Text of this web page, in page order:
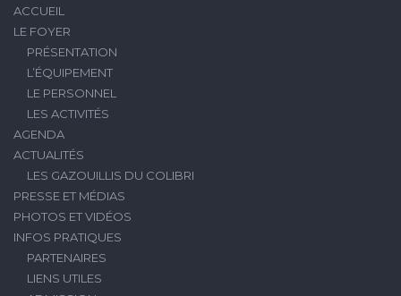
ACCUEIL
LE FOYER
PRÉSENTATION
L’ÉQUIPEMENT
LE PERSONNEL
LES ACTIVITÉS
AGENDA
ACTUALITÉS
LES GAZOUILLIS DU COLIBRI
PRESSE ET MÉDIAS
PHOTOS ET VIDÉOS
INFOS PRATIQUES
PARTENAIRES
LIENS UTILES